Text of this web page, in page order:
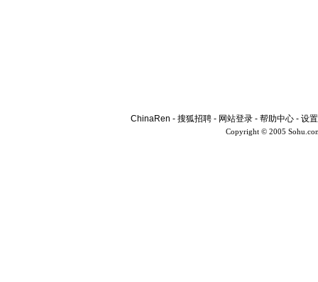
ChinaRen - 搜狐招聘 - 网站登录 - 帮助中心 - 设
Copyright © 2005